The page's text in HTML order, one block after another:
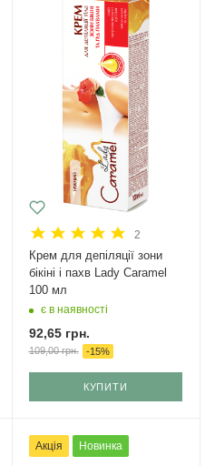
2
Крем для депіляції зони
бікіні і пахв Lady Caramel
100 мл
є в наявності
92,65грн.
109,00грн. -15%
КУПИТИ
Акція Новинка